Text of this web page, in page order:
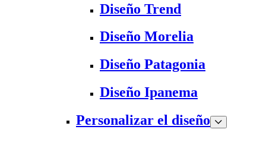
Diseño Trend
Diseño Morelia
Diseño Patagonia
Diseño Ipanema
Personalizar el diseño